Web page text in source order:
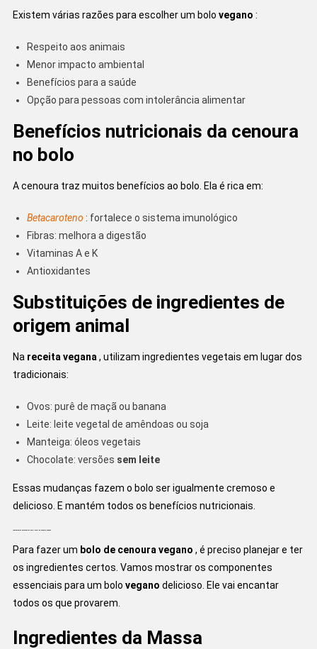
Existem várias razões para escolher um bolo vegano :
Respeito aos animais
Menor impacto ambiental
Benefícios para a saúde
Opção para pessoas com intolerância alimentar
Benefícios nutricionais da cenoura
no bolo
A cenoura traz muitos benefícios ao bolo. Ela é rica em:
Betacaroteno : fortalece o sistema imunológico
Fibras: melhora a digestão
Vitaminas A e K
Antioxidantes
Substituições de ingredientes de
origem animal
Na receita vegana, utilizam ingredientes vegetais em lugar dos
tradicionais:
Ovos: purê de maçã ou banana
Leite: leite vegetal de amêndoas ou soja
Manteiga: óleos vegetais
Chocolate: versões sem leite
Essas mudanças fazem o bolo ser igualmente cremoso e
delicioso. E mantém todos os benefícios nutricionais.
Ingredientes necessários para o Bolo de Cenoura Vegano
Para fazer um bolo de cenoura vegano , é preciso planejar e ter
os ingredientes certos. Vamos mostrar os componentes
essenciais para um bolo vegano delicioso. Ele vai encantar
todos os que provarem.
Ingredientes da Massa